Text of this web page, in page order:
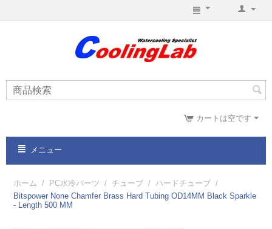
カートは空です
メニュー
ホーム / PC水冷パーツ / チューブ / ハードチューブ /
Bitspower None Chamfer Brass Hard Tubing OD14MM Black Sparkle
- Length 500 MM